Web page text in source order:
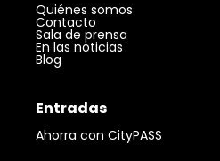
Quiénes somos
Contacto
Sala de prensa
En las noticias
Blog
Entradas
Ahorra con CityPASS